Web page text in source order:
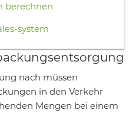
berechnen
system
nach müssen
in den Verkehr
Mengen bei einem